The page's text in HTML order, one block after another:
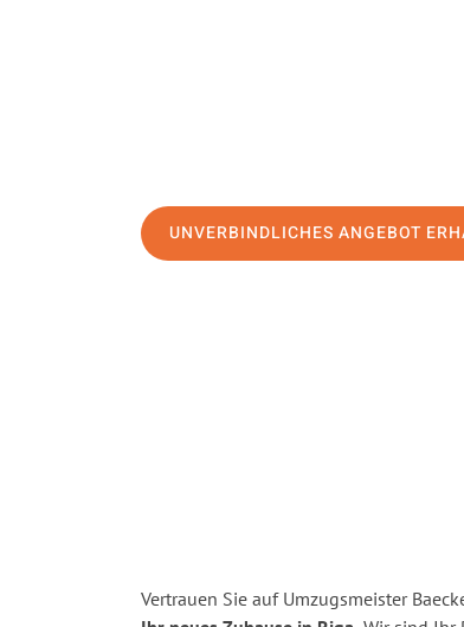
UNVERBINDLICHES ANGEBOT
Vertrauen Sie auf Umzugsmeister